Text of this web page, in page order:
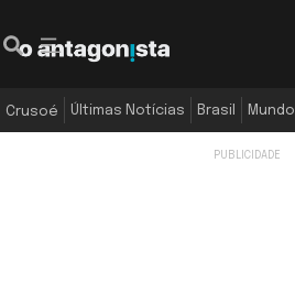
Crusoé Últimas Notícias Brasil Mundo